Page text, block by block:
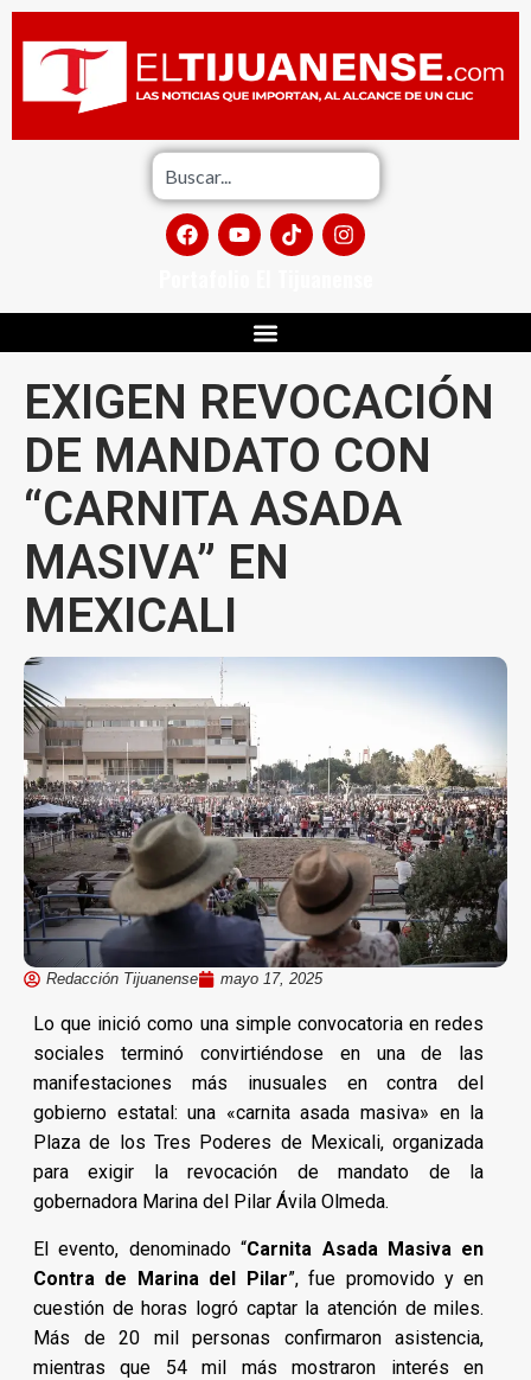
EXIGEN REVOCACIÓN
DE MANDATO CON
“CARNITA ASADA
MASIVA” EN
MEXICALI
Redacción Tijuanense mayo 17, 2025
Lo que inició como una simple convocatoria en redes
sociales terminó convirtiéndose en una de las
manifestaciones más inusuales en contra del
gobierno estatal: una «carnita asada masiva» en la
Plaza de los Tres Poderes de Mexicali, organizada
para exigir la revocación de mandato de la
gobernadora Marina del Pilar Ávila Olmeda.
El evento, denominado “Carnita Asada Masiva en
Contra de Marina del Pilar”, fue promovido y en
cuestión de horas logró captar la atención de miles.
Más de 20 mil personas confirmaron asistencia,
mientras que 54 mil más mostraron interés en